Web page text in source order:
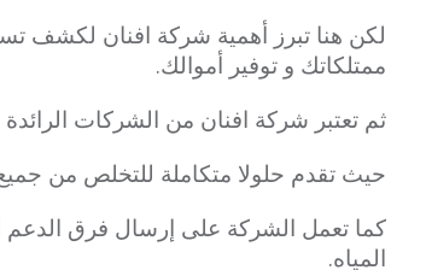
لكن هنا تبرز أهمية شركة افنان لكشف
ممتلكاتك و توفير أموالك.
ثم تعتبر شركة افنان من الشركات
حيث تقدم حلولا متكاملة للتخلص من
كما تعمل الشركة على إرسال فرق
المياه.